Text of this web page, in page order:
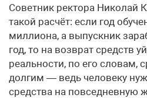
Советник ректора Николай
такой расчёт: если год
миллиона, а выпускник
год, то на возврат средств
реальности, по его словам,
долгим — ведь человеку
средства на повседневную